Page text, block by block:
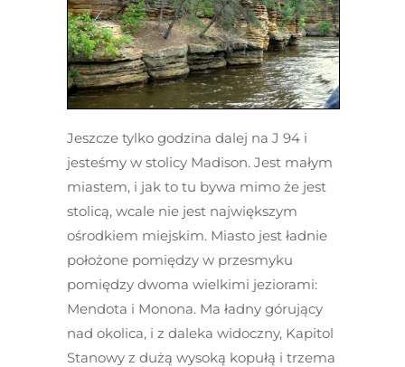
Jeszcze tylko godzina dalej na J 94 i
jesteśmy w stolicy Madison. Jest małym
miastem, i jak to tu bywa mimo że jest
stolicą, wcale nie jest największym
ośrodkiem miejskim. Miasto jest ładnie
położone pomiędzy w przesmyku
pomiędzy dwoma wielkimi jeziorami:
Mendota i Monona. Ma ładny górujący
nad okolica, i z daleka widoczny, Kapitol
Stanowy z dużą wysoką kopułą i trzema